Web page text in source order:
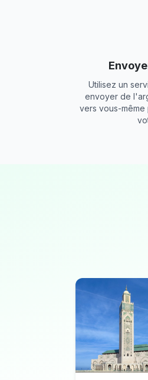
Utilisez un
envoyer de
vers vous-